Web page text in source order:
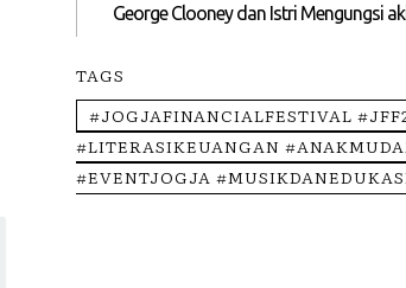
George Clooney dan Istri Mengungsi
TAGS
#JOGJAFINANCIALFESTIVAL
#LITERASIKEUANGAN
#EVENTJOGJA